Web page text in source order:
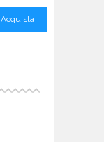
Acquista